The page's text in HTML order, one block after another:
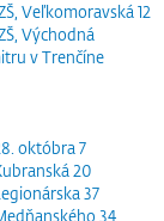
Veľkomoravská 12
Východná
v Trenčíne
októbra 7
20
37
34